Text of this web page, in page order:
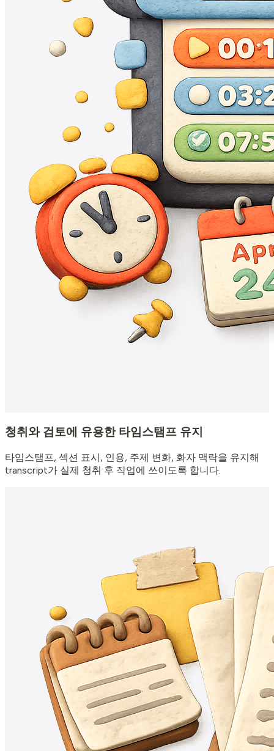
청취와 검토에 유용한 타임스탬프 유지
타임스탬프, 섹션 표시, 인용, 주제 변화, 화자 맥락을 유지해
transcript가 실제 청취 후 작업에 쓰이도록 합니다.